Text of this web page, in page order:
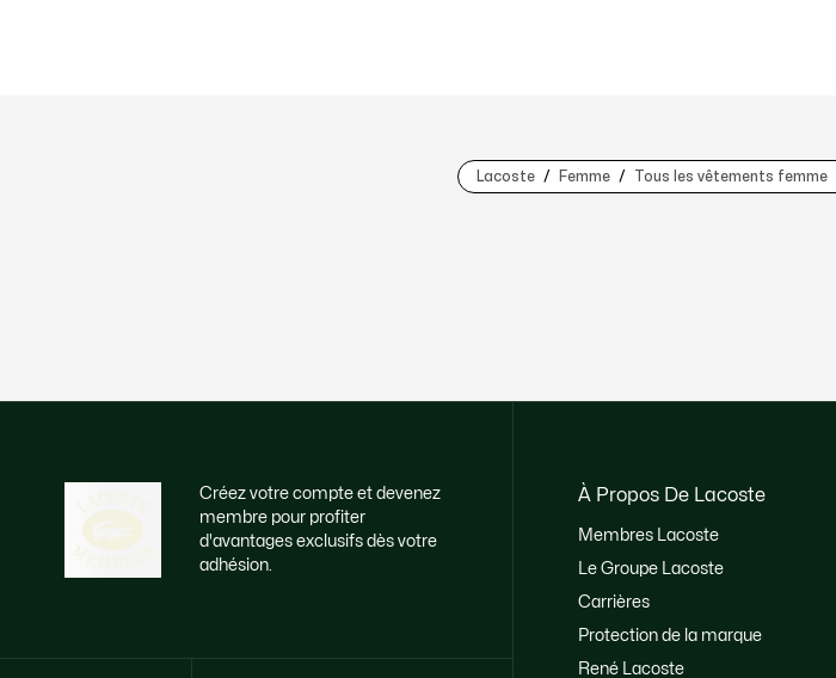
Lacoste Femme Tous les vêtements femme
Créez votre compte et devenez
membre pour profiter
d'avantages exclusifs dès votre
adhésion.
À Propos De Lacoste
Membres Lacoste
Le Groupe Lacoste
Carrières
Protection de la marque
René Lacoste